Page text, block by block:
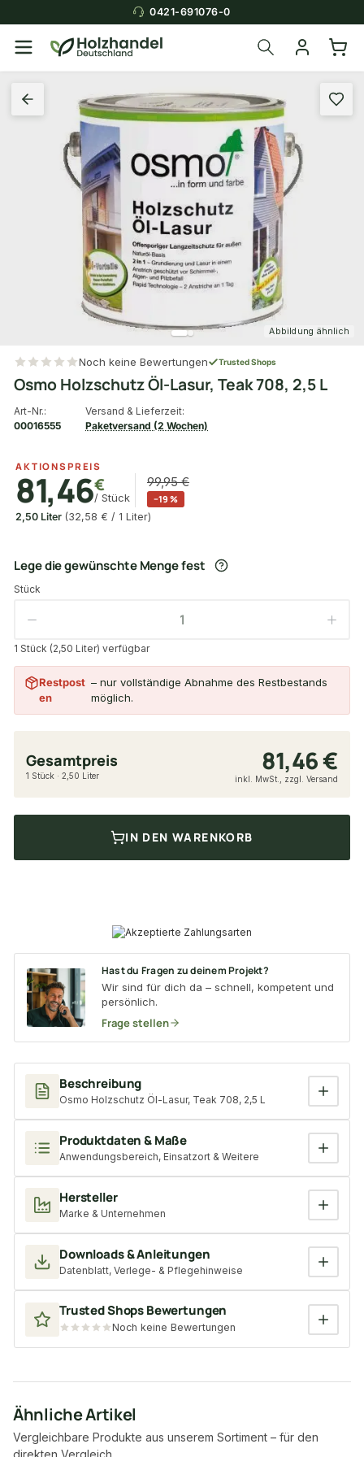
0421-691076-0
Abbildung ähnlich
Beschreibung
Osmo Holzschutz Öl-Lasur, Teak 708, 2,5 L
Produktdaten & Maße
Anwendungsbereich, Einsatzort & Weitere
Hersteller
Marke & Unternehmen
Downloads & Anleitungen
Datenblatt, Verlege- & Pflegehinweise
Trusted Shops Bewertungen
Noch keine Bewertungen
Noch keine Bewertungen Trusted Shops
Osmo Holzschutz Öl-Lasur, Teak 708, 2,5 L
Art-Nr.:
00016555
Versand & Lieferzeit:
Paketversand (2 Wochen)
AKTIONSPREIS
81,46€
/ Stück
99,95 €
−19 %
2,50 Liter (32,58 € / 1 Liter)
Lege die gewünschte Menge fest
Stück
1 Stück (2,50 Liter) verfügbar
Restpost
en
– nur vollständige Abnahme des Restbestands
möglich.
Gesamtpreis 81,46 €
1 Stück · 2,50 Liter inkl. MwSt., zzgl. Versand
IN DEN WARENKORB
Hast du Fragen zu deinem Projekt?
Wir sind für dich da – schnell, kompetent und
persönlich.
Frage stellen
Ähnliche Artikel
Vergleichbare Produkte aus unserem Sortiment – für den
direkten Vergleich.